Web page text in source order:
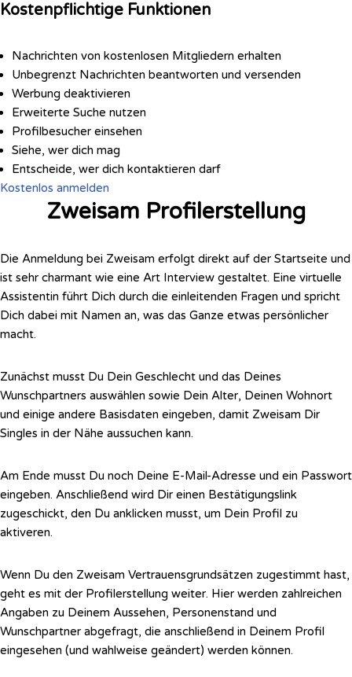
Kostenpflichtige Funktionen
Nachrichten von kostenlosen Mitgliedern erhalten
Unbegrenzt Nachrichten beantworten und versenden
Werbung deaktivieren
Erweiterte Suche nutzen
Profilbesucher einsehen
Siehe, wer dich mag
Entscheide, wer dich kontaktieren darf
Kostenlos anmelden
Zweisam Profilerstellung
Die Anmeldung bei Zweisam erfolgt direkt auf der Startseite und
ist sehr charmant wie eine Art Interview gestaltet. Eine virtuelle
Assistentin führt Dich durch die einleitenden Fragen und spricht
Dich dabei mit Namen an, was das Ganze etwas persönlicher
macht.
Zunächst musst Du Dein Geschlecht und das Deines
Wunschpartners auswählen sowie Dein Alter, Deinen Wohnort
und einige andere Basisdaten eingeben, damit Zweisam Dir
Singles in der Nähe aussuchen kann.
Am Ende musst Du noch Deine E-Mail-Adresse und ein Passwort
eingeben. Anschließend wird Dir einen Bestätigungslink
zugeschickt, den Du anklicken musst, um Dein Profil zu
aktiveren.
Wenn Du den Zweisam Vertrauensgrundsätzen zugestimmt hast,
geht es mit der Profilerstellung weiter. Hier werden zahlreichen
Angaben zu Deinem Aussehen, Personenstand und
Wunschpartner abgefragt, die anschließend in Deinem Profil
eingesehen (und wahlweise geändert) werden können.